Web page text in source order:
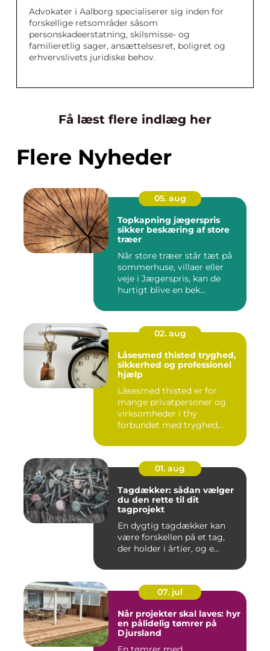
Advokater i Aalborg specialiserer sig inden for
forskellige retsområder såsom
personskadeerstatning, skilsmisse- og
familieretlig sager, ansættelsesret, boligret og
erhvervslivets juridiske behov.
Få læst flere indlæg her
Flere Nyheder
05. aug
Topkapning jægerspris
sikker beskæring af store
træer
Når store træer står tæt på
sommerhuse, villaer eller
veje i Jægerspris, kan de
hurtigt blive en bek...
02. aug
Låsesmed thisted tryghed,
sikkerhed og professionel
hjælp
Låsesmed thisted er for
mange privatpersoner og
virksomheder i thy
forbundet med tryghed,
01. aug
Tagdækker: sådan vælger
du den rette til dit
tagprojekt
En dygtig tagdækker kan
være forskellen på et tag,
der holder i årtier, og e...
07. jul
Når projekter skal laves: hyr
en pålidelig tømrer på
Djursland